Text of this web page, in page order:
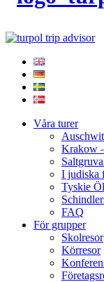
Våra turer
Krakow
I judiska
Tyskie
FAQ
För grupper
Skolresor
Körresor